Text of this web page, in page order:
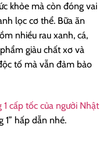
khỏe mà còn đóng vai
lọc cơ thể. Bữa ăn
nhiều rau xanh, cá,
giàu chất xơ và
tố mà vẫn đảm bảo
1 cấp tốc của người Nhật
1” hấp dẫn nhé.